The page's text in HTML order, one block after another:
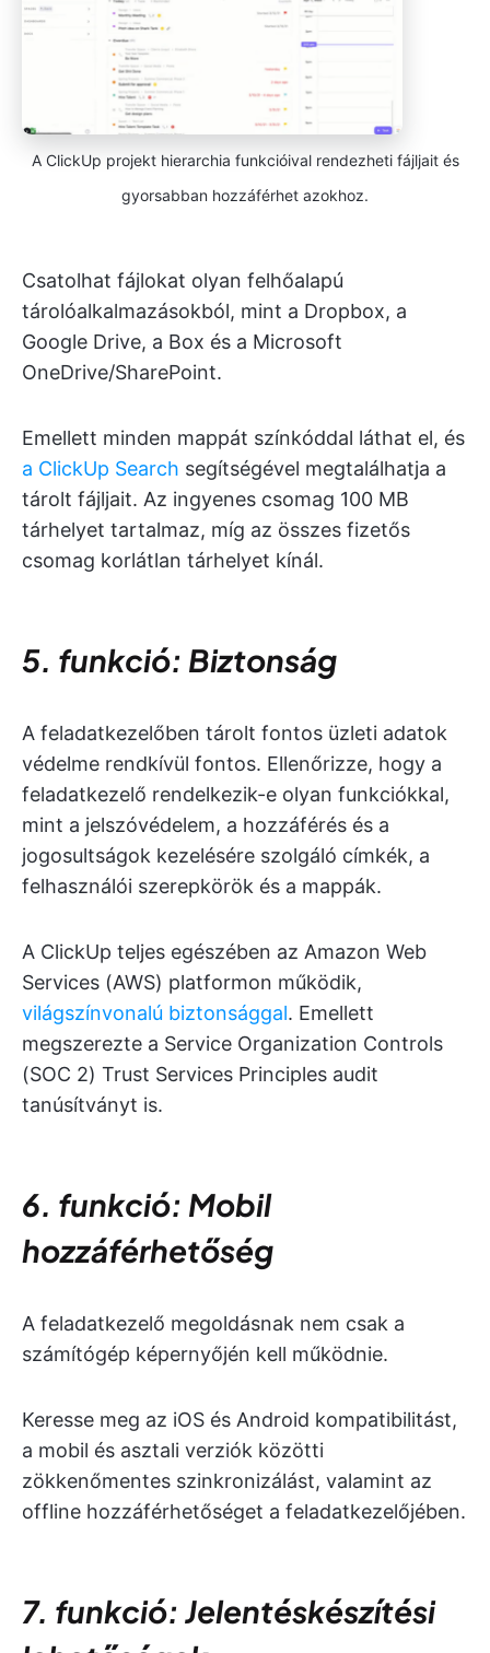
A ClickUp projekt hierarchia funkcióival rendezheti fájljait és
gyorsabban hozzáférhet azokhoz.
Csatolhat fájlokat olyan felhőalapú
tárolóalkalmazásokból, mint a Dropbox, a
Google Drive, a Box és a Microsoft
OneDrive/SharePoint.
Emellett minden mappát színkóddal láthat el, és
a ClickUp Search segítségével megtalálhatja a
tárolt fájljait. Az ingyenes csomag 100 MB
tárhelyet tartalmaz, míg az összes fizetős
csomag korlátlan tárhelyet kínál.
5. funkció: Biztonság
A feladatkezelőben tárolt fontos üzleti adatok
védelme rendkívül fontos. Ellenőrizze, hogy a
feladatkezelő rendelkezik-e olyan funkciókkal,
mint a jelszóvédelem, a hozzáférés és a
jogosultságok kezelésére szolgáló címkék, a
felhasználói szerepkörök és a mappák.
A ClickUp teljes egészében az Amazon Web
Services (AWS) platformon működik,
világszínvonalú biztonsággal. Emellett
megszerezte a Service Organization Controls
(SOC 2) Trust Services Principles audit
tanúsítványt is.
6. funkció: Mobil
hozzáférhetőség
A feladatkezelő megoldásnak nem csak a
számítógép képernyőjén kell működnie.
Keresse meg az iOS és Android kompatibilitást,
a mobil és asztali verziók közötti
zökkenőmentes szinkronizálást, valamint az
offline hozzáférhetőséget a feladatkezelőjében.
7. funkció: Jelentéskészítési